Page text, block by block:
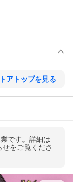
アトップを見る
です。詳細は
をご覧くださ